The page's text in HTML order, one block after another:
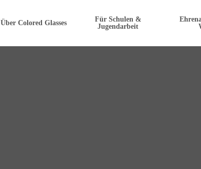
Über Colored Glasses
Für Schulen &
Jugendarbeit